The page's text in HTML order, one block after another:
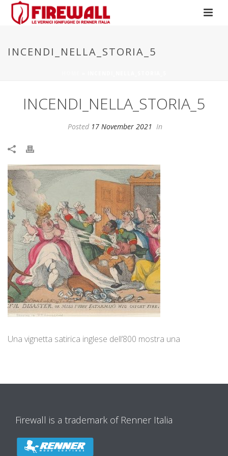
INCENDI_NELLA_STORIA_5
INCENDI_NELLA_STORIA_5
Posted 17 November 2021 In
Una vignetta satirica inglese dell’800 mostra una
Firewall is a trademark of Renner Italia